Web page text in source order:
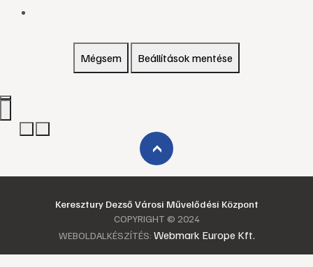
Mégsem Beállítások mentése
›
Keresztury Dezső Városi Művelődési Központ
COPYRIGHT © 2024
WEBOLDALKÉSZÍTÉS: Webmark Europe Kft.